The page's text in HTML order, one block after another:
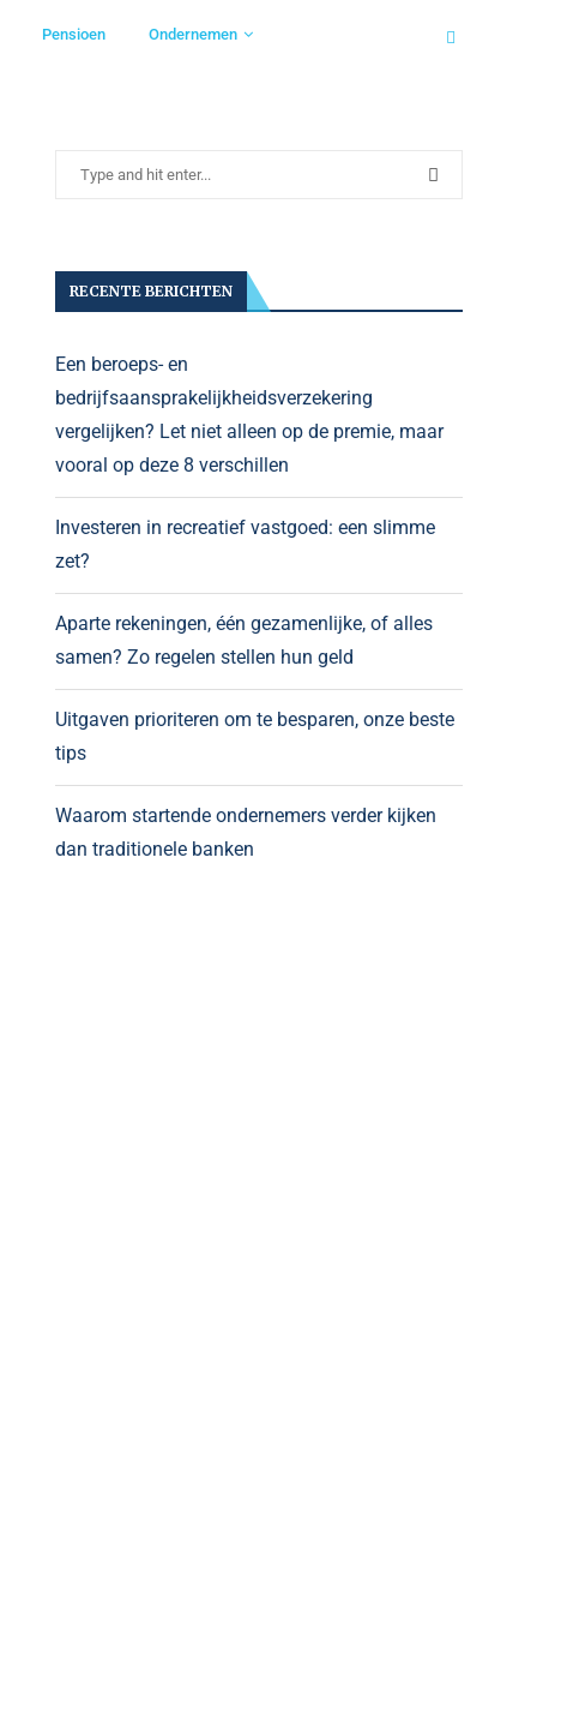
Pensioen Ondernemen
RECENTE BERICHTEN
Een beroeps- en
bedrijfsaansprakelijkheidsverzekering
vergelijken? Let niet alleen op de premie, maar
vooral op deze 8 verschillen
Investeren in recreatief vastgoed: een slimme
zet?
Aparte rekeningen, één gezamenlijke, of alles
samen? Zo regelen stellen hun geld
Uitgaven prioriteren om te besparen, onze beste
tips
Waarom startende ondernemers verder kijken
dan traditionele banken